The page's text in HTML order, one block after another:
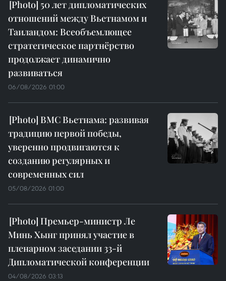
50 лет дипломатических
отношений между Вьетнамом и
Таиландом: Всеобъемлющее
стратегическое партнёрство
продолжает динамично
развиваться
06/08/2026 01:00
ВМС Вьетнама: развивая
традицию первой победы,
уверенно продвигаются к
созданию регулярных и
современных сил
05/08/2026 01:00
Премьер-министр Ле
Минь Хынг принял участие в
пленарном заседании 33-й
Дипломатической конференции
04/08/2026 03:13